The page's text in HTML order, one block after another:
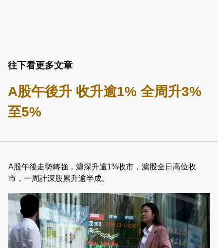
往下看更多文章
A股午後升 收升逾1% 全周升3%
至5%
A股午後走勢轉強，滬深升逾1%收市，滬股全日高位收
市，一周計深股累升逾半成。